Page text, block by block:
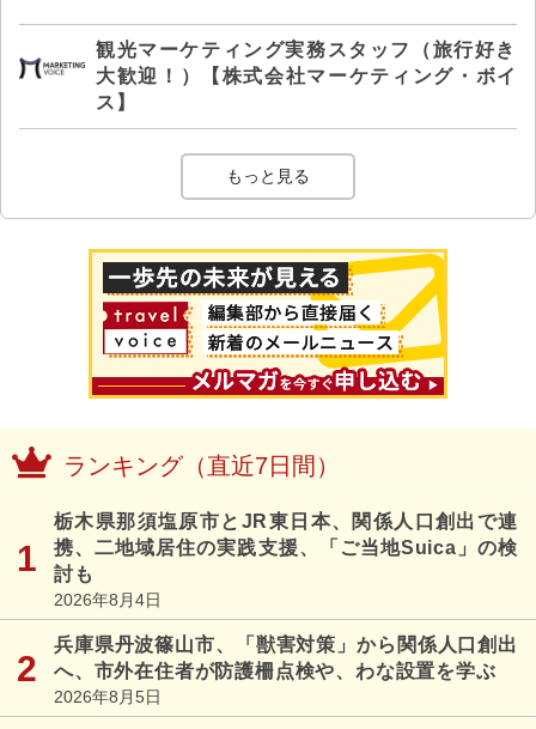
観光マーケティング実務スタッフ（旅行好き
大歓迎！）【株式会社マーケティング・ボイ
ス】
もっと見る
ランキング（直近7日間）
栃木県那須塩原市とJR東日本、関係人口創出で連
携、二地域居住の実践支援、「ご当地Suica」の検
討も
2026年8月4日
兵庫県丹波篠山市、「獣害対策」から関係人口創出
へ、市外在住者が防護柵点検や、わな設置を学ぶ
2026年8月5日